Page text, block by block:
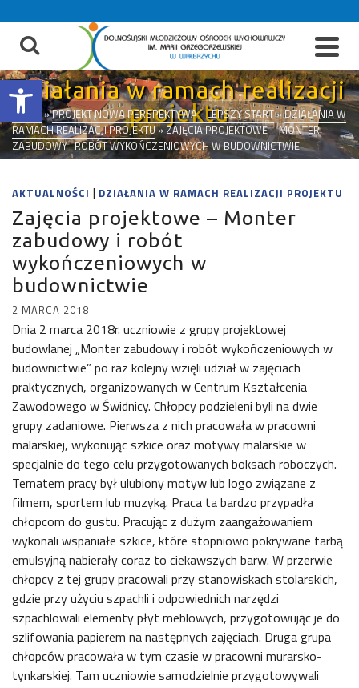
Otwórz pasek narzędzi
treści
Działania w ramach realizacji
projektu
START »PROJEKT NOWA PERSPEKTYWA - LEPSZY START»DZIAŁANIA W
RAMACH REALIZACJI PROJEKTU»ZAJĘCIA PROJEKTOWE – MONTER
ZABUDOWY I ROBÓT WYKOŃCZENIOWYCH W BUDOWNICTWIE
AKTUALNOŚCI | DZIAŁANIA W RAMACH REALIZACJI PROJEKTU
Zajęcia projektowe – Monter
zabudowy i robót
wykończeniowych w
budownictwie
2 MARCA 2018
Dnia 2 marca 2018r. uczniowie z grupy projektowej
budowlanej „Monter zabudowy i robót wykończeniowych w
budownictwie” po raz kolejny wzięli udział w zajęciach
praktycznych, organizowanych w Centrum Kształcenia
Zawodowego w Świdnicy. Chłopcy podzieleni byli na dwie
grupy zadaniowe. Pierwsza z nich pracowała w pracowni
malarskiej, wykonując szkice oraz motywy malarskie w
specjalnie do tego celu przygotowanych boksach roboczych.
Tematem pracy był ulubiony motyw lub logo związane z
filmem, sportem lub muzyką. Praca ta bardzo przypadła
chłopcom do gustu. Pracując z dużym zaangażowaniem
wykonali wspaniałe szkice, które stopniowo pokrywane farbą
emulsyjną nabierały coraz to ciekawszych barw. W przerwie
chłopcy z tej grupy pracowali przy stanowiskach stolarskich,
gdzie przy użyciu szpachli i odpowiednich narzędzi
szpachlowali elementy płyt meblowych, przygotowując je do
szlifowania papierem na następnych zajęciach. Druga grupa
chłopców pracowała w tym czasie w pracowni murarsko-
tynkarskiej. Tam uczniowie samodzielnie przygotowywali